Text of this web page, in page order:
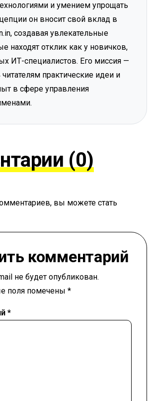
и умением упрощать
он вносит свой вклад в
создавая увлекательные
находят отклик как у новичков,
ИТ-специалистов. Его миссия —
читателям практические идеи и
в сфере управления
(0)
вы можете стать
комментарий
не будет опубликован.
поля помечены *
*